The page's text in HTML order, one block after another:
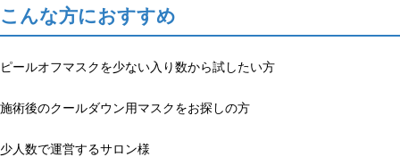
こんな方におすすめ
ピールオフマスクを少ない入り数から試したい方
施術後のクールダウン用マスクをお探しの方
少人数で運営するサロン様